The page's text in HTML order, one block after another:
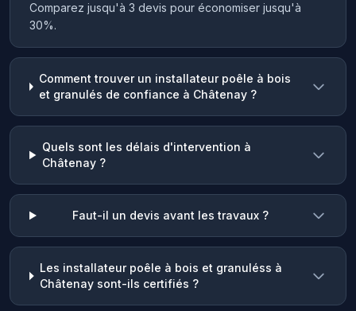
Comparez jusqu'à 3 devis pour économiser jusqu'à
30%.
Comment trouver un installateur poêle à bois
et granulés de confiance à Châtenay ?
Quels sont les délais d'intervention à
Châtenay ?
Faut-il un devis avant les travaux ?
Les installateur poêle à bois et granuléss à
Châtenay sont-ils certifiés ?